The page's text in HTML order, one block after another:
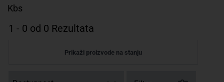
EAN
serijski
Kbs
1 - 0 od 0 Rezultata
Prikaži proizvode na stanju